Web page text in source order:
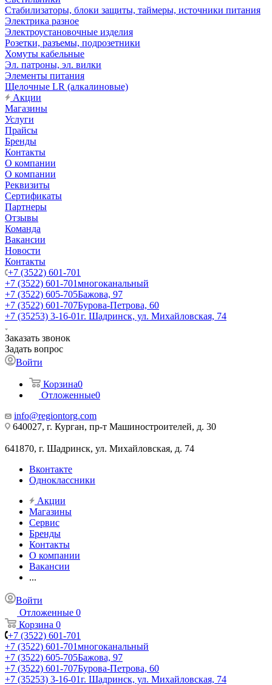
Стабилизаторы, блоки защиты, таймеры, источники питания
Электрика разное
Электроустановочные изделия
Розетки, разъемы, подрозетники
Хомуты кабельные
Эл. патроны, эл. вилки
Элементы питания
Щелочные LR (алкалиновые)
Акции
Магазины
Услуги
Прайсы
Бренды
Контакты
О компании
О компании
Реквизиты
Сертификаты
Партнеры
Отзывы
Команда
Вакансии
Новости
Контакты
+7 (3522) 601-701
+7 (3522) 601-701многоканальный
+7 (3522) 605-705Бажова, 97
+7 (3522) 601-707Бурова-Петрова, 60
+7 (35253) 3-16-01г. Шадринск, ул. Михайловская, 74
Заказать звонок
Задать вопрос
Войти
Корзина0
Отложенные0
info@regiontorg.com
640027, г. Курган, пр-т Машиностроителей, д. 30
641870, г. Шадринск, ул. Михайловская, д. 74
Вконтакте
Одноклассники
Акции
Магазины
Сервис
Бренды
Контакты
О компании
Вакансии
...
Войти
Отложенные 0
Корзина 0
+7 (3522) 601-701
+7 (3522) 601-701многоканальный
+7 (3522) 605-705Бажова, 97
+7 (3522) 601-707Бурова-Петрова, 60
+7 (35253) 3-16-01г. Шадринск, ул. Михайловская, 74